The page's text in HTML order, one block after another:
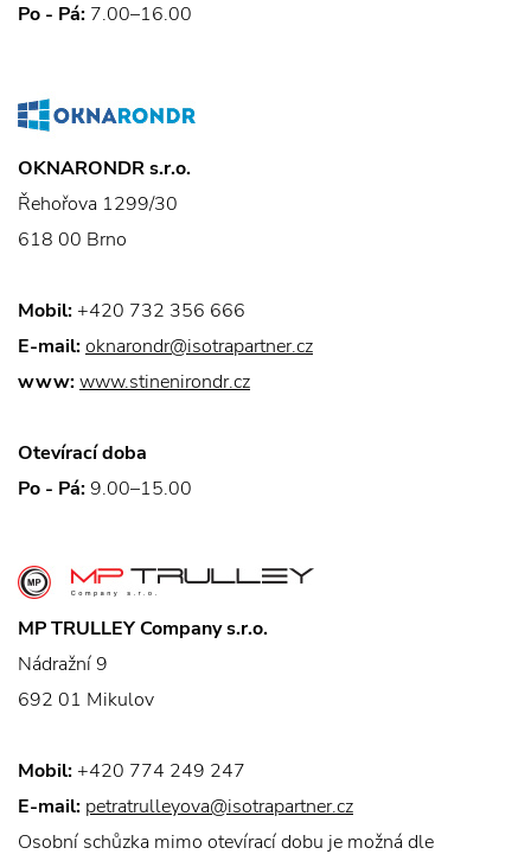
Po - Pá: 7.00–16.00
OKNARONDR s.r.o.
Řehořova 1299/30
618 00 Brno
Mobil: +420 732 356 666
E-mail:oknarondr@isotrapartner.cz
www:www.stinenirondr.cz
Otevírací doba
Po - Pá: 9.00–15.00
MP TRULLEY Company s.r.o.
Nádražní 9
692 01 Mikulov
Mobil: +420 774 249 247
E-mail: petratrulleyova@isotrapartner.cz
Osobní schůzka mimo otevírací dobu je možná dle